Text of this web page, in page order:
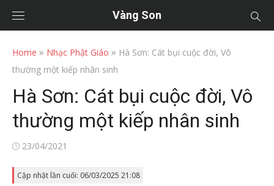
Vàng Son
Home » Nhạc Phật Giáo » Hà Sơn: Cát bụi cuộc đời, Vô
thường một kiếp nhân sinh
Hà Sơn: Cát bụi cuộc đời, Vô
thường một kiếp nhân sinh
Posted
23/04/2021
Cập nhật lần cuối: 06/03/2025 21:08